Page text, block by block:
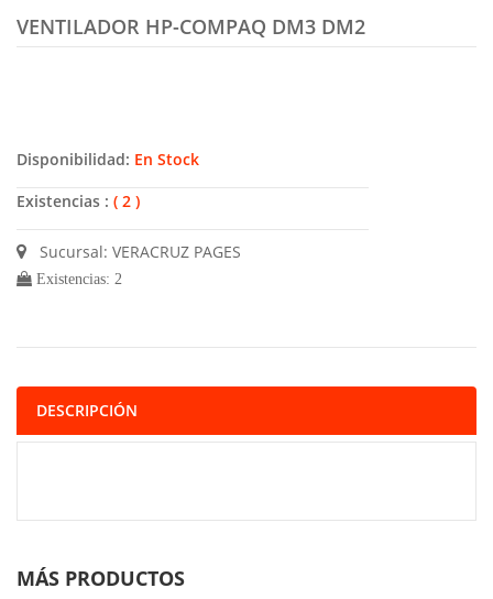
VENTILADOR HP-COMPAQ DM3 DM2
Disponibilidad: En Stock
Existencias : ( 2 )
Sucursal: VERACRUZ PAGES
Existencias: 2
DESCRIPCIÓN
MÁS PRODUCTOS